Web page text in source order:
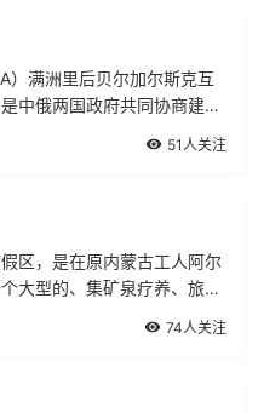
）满洲里后贝尔加尔斯克互
中俄两国政府共同协商建立
51人关注
区，是在原内蒙古工人阿尔
大型的、集矿泉疗养、旅游
74人关注